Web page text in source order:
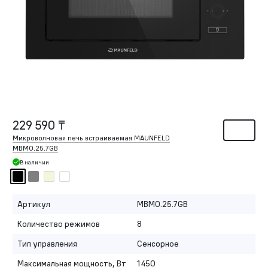
229 590 ₸
Микроволновая печь встраиваемая MAUNFELD
MBMO.25.7GB
В наличии
Артикул
MBMO.25.7GB
Количество режимов
8
Тип управления
Сенсорное
Максимальная мощность, Вт
1450